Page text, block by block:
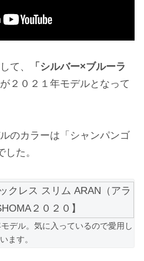
て、
「シルバー×ブルーラ
２０２１年モデルとなって
のカラーは「シャンパンゴ
た。
デル。気に入っているので愛用し
ます。